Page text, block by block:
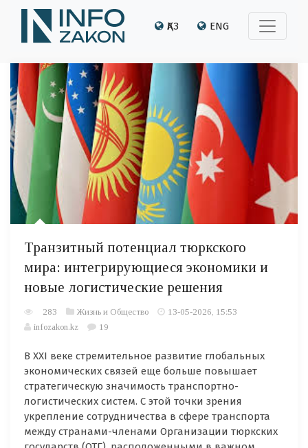
ҚАЗ ENG
Транзитный потенциал тюркского
мира: интегрирующиеся экономики и
новые логистические решения
283 Жизнь и Общество
13-05-2026, 15:53
infozakon.kz
19
В XXI веке стремительное развитие глобальных
экономических связей еще больше повышает
стратегическую значимость транспортно-
логистических систем. С этой точки зрения
укрепление сотрудничества в сфере транспорта
между странами-членами Организации тюркских